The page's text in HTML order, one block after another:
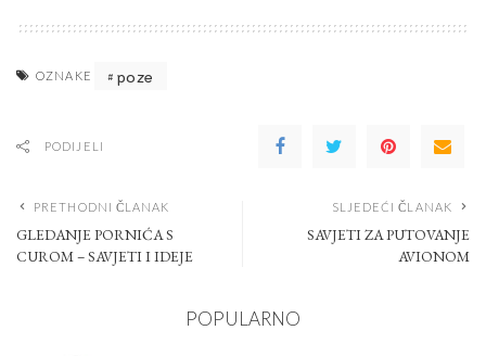
OZNAKE poze
PODIJELI
PRETHODNI ČLANAK
GLEDANJE PORNIĆA S
CUROM – SAVJETI I IDEJE
SLJEDEĆI ČLANAK
SAVJETI ZA PUTOVANJE
AVIONOM
POPULARNO